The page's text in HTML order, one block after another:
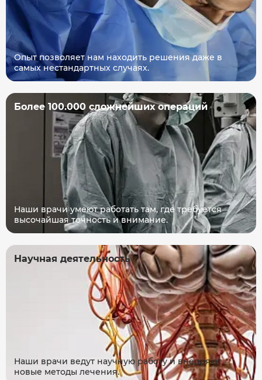
Опыт позволяет нам находить решения даже в
самых нестандартных случаях.
Более 100.000 сложнейших операций
Наши врачи умеют работать там, где требуется
высочайшая точность и внимание.
Научная деятельность
Наши врачи ведут научную работу и внедряют
новые методы лечения.